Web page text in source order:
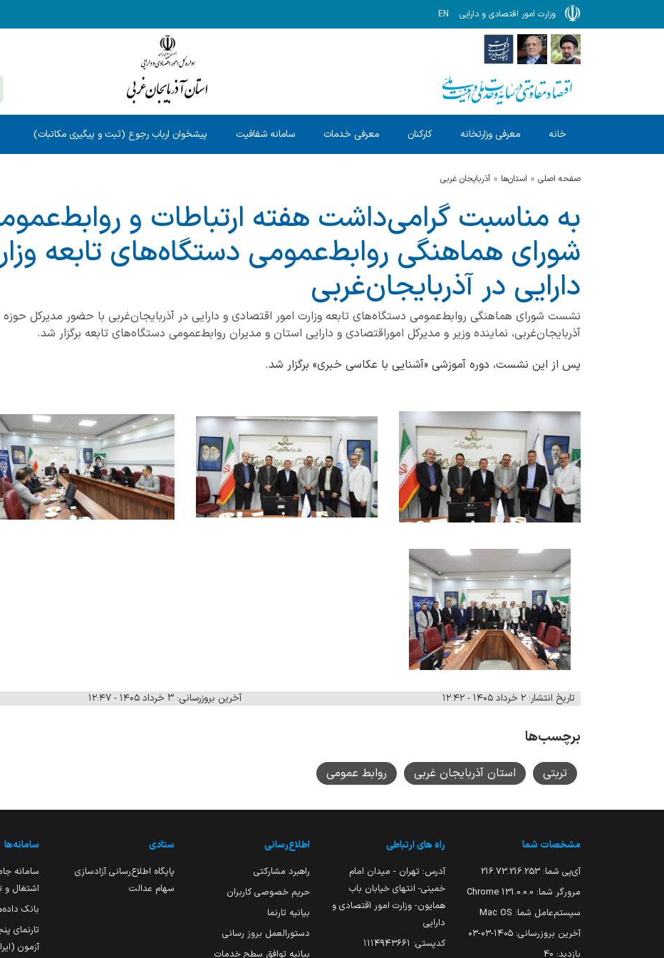
وزارت امور اقتصادی و دارایی EN
خانه معرفی وزارتخانه کارکنان معرفی خدمات سامانه شفافیت پیشخوان ارباب رجوع (ثبت و پیگیری مکاتبات)
صفحه اصلی استان‌ها آذربایجان غربی
به مناسبت گرامی‌داشت هفته ارتباطات و
شورای هماهنگی روابط‌عمومی دستگاه‌های تابعه
دارایی در آذربایجان‌غربی
نشست شورای هماهنگی روابط‌عمومی دستگاه‌های تابعه وزارت امور اقتصادی و دارایی در آذربایجان‌غربی با حضور مدیرکل حوزه
آذربایجان‌غربی، نماینده وزیر و مدیرکل اموراقتصادی و دارایی استان و مدیران روابط‌عمومی دستگاه‌های تابعه برگزار شد.
پس از این نشست، دوره آموزشی «آشنایی با عکاسی خبری» برگزار شد.
تاریخ انتشار: ۲ خرداد ۱۴۰۵ - ۱۲:۴۲ آخرین بروزرسانی: ۳ خرداد ۱۴۰۵ - ۱۲:۴۷
برچسب‌ها
تربتی استان آذربایجان غربی روابط عمومی
مشخصات شما
آی‌پی شما: 216.73.216.253
مرورگر شما: 131.0.0.0 Chrome
سیستم‌عامل شما: Mac OS
آخرین بروزرسانی: ۱۴۰۵-۰۳-۰۳
بازدید: 40
راه های ارتباطی
آدرس: تهران - میدان امام
خمینی- انتهای خیابان باب
همایون- وزارت امور اقتصادی و
دارایی
کدپستی: ۱۱۱۴۹۴۳۶۶۱
اطلاع‌رسانی
راهبرد مشارکتی
حریم خصوصی کاربران
بیانیه تارنما
دستورالعمل بروز رسانی
بیانیه توافق سطح خدمات
ستادی
پایگاه اطلاع‌رسانی آزادسازی
سهام عدالت
سامانه‌ها
سامانه
اشتغال و
بانک
تارنمای
آزمون